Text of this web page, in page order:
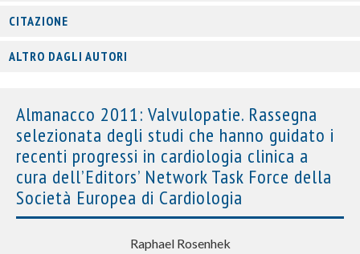
CITAZIONE
ALTRO DAGLI AUTORI
Almanacco 2011: Valvulopatie. Rassegna
selezionata degli studi che hanno guidato i
recenti progressi in cardiologia clinica a
cura dell’Editors’ Network Task Force della
Società Europea di Cardiologia
Raphael Rosenhek